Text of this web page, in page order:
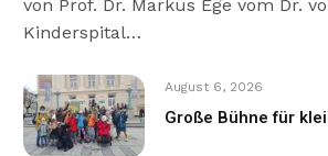
von Prof. Dr. Markus Ege vom Dr.
Kinderspital…
August 6, 2026
Große Bühne für